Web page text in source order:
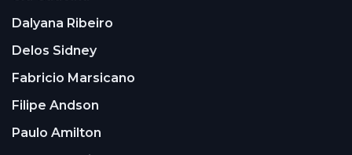
Dalyana Ribeiro
Delos Sidney
Fabricio Marsicano
Filipe Andson
Paulo Amilton